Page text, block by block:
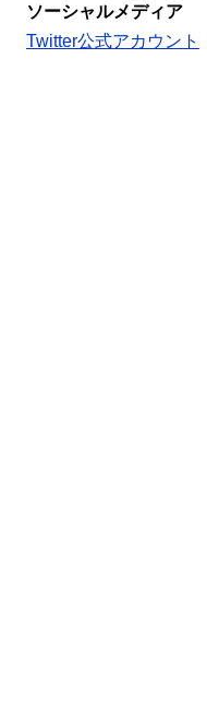
ソーシャルメディア
Twitter公式アカウント